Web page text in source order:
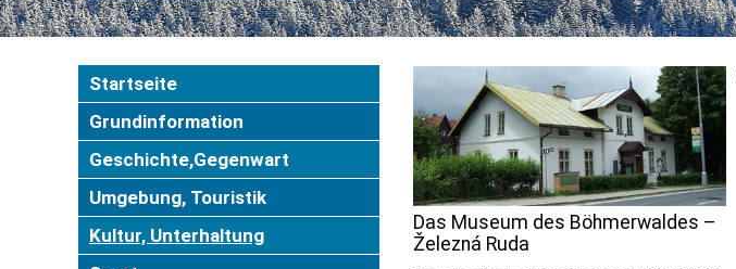
Startseite
Grundinformation
Geschichte,Gegenwart
Umgebung, Touristik
Kultur, Unterhaltung
Das Museum des Böhmerwaldes –
Železná Ruda